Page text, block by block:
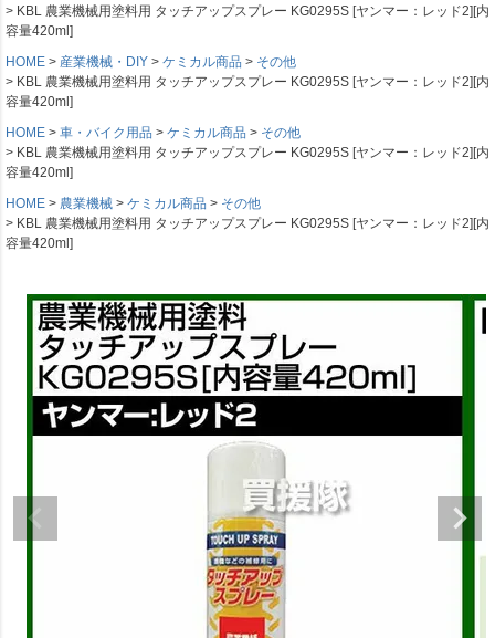
KBL 農業機械用塗料用 タッチアップスプレー KG0295S [ヤンマー：レッド2][内
容量420ml]
HOME
産業機械・DIY ケミカル商品
その他
KBL 農業機械用塗料用 タッチアップスプレー KG0295S [ヤンマー：レッド2][内
容量420ml]
HOME
車・バイク用品 ケミカル商品
その他
KBL 農業機械用塗料用 タッチアップスプレー KG0295S [ヤンマー：レッド2][内
容量420ml]
HOME
農業機械 ケミカル商品
その他
KBL 農業機械用塗料用 タッチアップスプレー KG0295S [ヤンマー：レッド2][内
容量420ml]